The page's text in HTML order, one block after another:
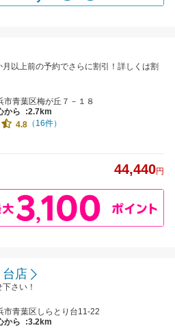
以上前の予約でさらに割引！詳しくは割
市青葉区梅が丘７－１８
から
:2.7km
4.8 （16件）
44,440円
店
さい！
市青葉区しらとり台11-22
から
:3.2km